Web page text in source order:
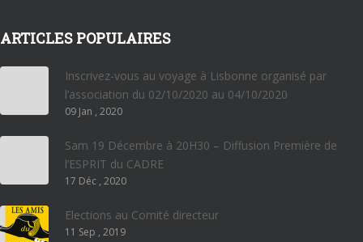
ARTICLES POPULAIRES
Inscrivez-vous au voyage à Lisbonne organisé par
l’association du 02/10/2020 au 04/10/2020
09 Jan , 2020
Sam 19 Décembre à 20H30 – Diffusion Première de
l’ESPRIT du CADRE
17 Déc , 2020
Elections au Comité directeur
11 Sep , 2019